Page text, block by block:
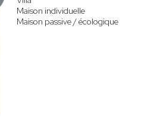
Maison individuelle
Maison passive / écologique